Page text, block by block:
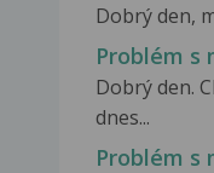
Dobrý den,
Problém s
Dobrý den.
dnes...
Problém s